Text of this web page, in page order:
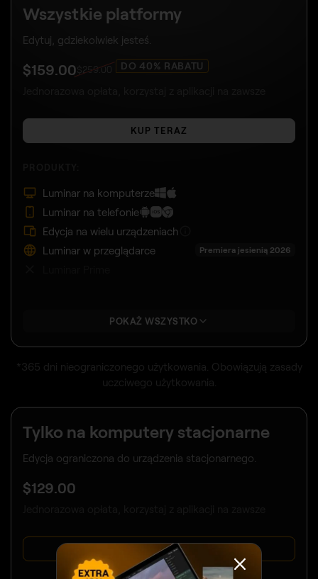
Tylko na komputery stacjonarne
Edycja ograniczona do urządzenia stacjonarnego.
$129.00
KUP TERAZ
Wszystkie platformy
Edytuj, gdziekolwiek jesteś.
$159.00 259.00 DO 40% RABATU
KUP TERAZ
Luminar na komputerze
Luminar na telefonie
Edycja na wielu urządzeniach
Luminar w przeglądarce
Premiera jesienią 2026
POKAŻ WSZYSTKO
*365 dni nieograniczonego użytkowania. Obowiązują zasady
uczciwego użytkowania.